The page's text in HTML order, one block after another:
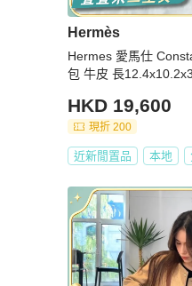
Hermès
Hermes 愛馬仕
包 牛皮 長12.4x10.2x3
HKD 19,600
現折 200
近新閒置品 本地